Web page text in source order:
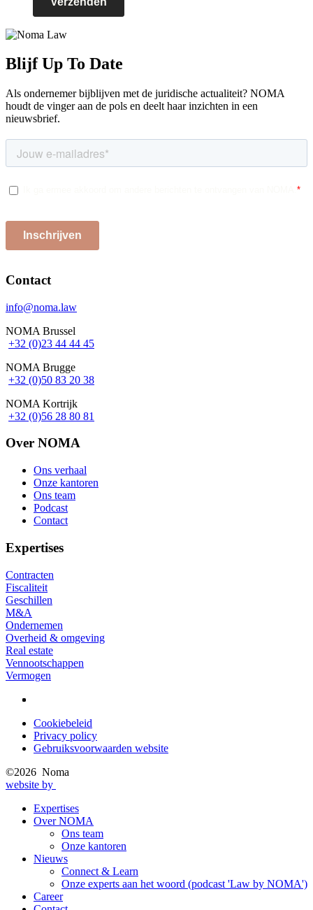
Blijf Up To Date
Als ondernemer bijblijven met de juridische actualiteit? NOMA
houdt de vinger aan de pols en deelt haar inzichten in een
nieuwsbrief.
Contact
info@noma.law
NOMA Brussel
+32 (0)23 44 44 45
NOMA Brugge
+32 (0)50 83 20 38
NOMA Kortrijk
+32 (0)56 28 80 81
Over NOMA
Footer
Ons verhaal
Onze kantoren
Ons team
Podcast
Contact
Expertises
Contracten
Fiscaliteit
Geschillen
M&A
Ondernemen
Overheid & omgeving
Real estate
Vennootschappen
Vermogen
Privacy
menu
Cookiebeleid
Privacy policy
Gebruiksvoorwaarden website
©2026 Noma
website by
Main
navigation
Expertises
Over NOMA
Ons team
Onze kantoren
Nieuws
Connect & Learn
Onze experts aan het woord (podcast 'Law by NOMA')
Career